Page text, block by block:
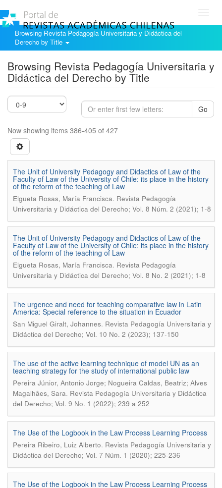
Browsing Revista Pedagogía Universitaria y Didáctica del
Derecho by Title
Browsing Revista Pedagogía Universitaria y
Didáctica del Derecho by Title
Go
Now showing items 386-405 of 427
The Unit of University Pedagogy and Didactics of Law of the
Faculty of Law of the University of Chile: its place in the history
of the reform of the teaching of Law
Elgueta Rosas, María Francisca. Revista Pedagogía
Universitaria y Didáctica del Derecho; Vol. 8 Núm. 2 (2021); 1-8
The Unit of University Pedagogy and Didactics of Law of the
Faculty of Law of the University of Chile: its place in the history
of the reform of the teaching of Law
Elgueta Rosas, María Francisca. Revista Pedagogía
Universitaria y Didáctica del Derecho; Vol. 8 No. 2 (2021); 1-8
The urgence and need for teaching comparative law in Latin
America: Special reference to the situation in Ecuador
San Miguel Giralt, Johannes. Revista Pedagogía Universitaria y
Didáctica del Derecho; Vol. 10 No. 2 (2023); 137-150
The use of the active learning technique of model UN as an
teaching strategy for the study of international public law
Pereira Júnior, Antonio Jorge; Nogueira Caldas, Beatriz; Alves
Magalhães, Sara. Revista Pedagogía Universitaria y Didáctica
del Derecho; Vol. 9 No. 1 (2022); 239 a 252
The Use of the Logbook in the Law Process Learning Process
Pereira Ribeiro, Luiz Alberto. Revista Pedagogía Universitaria y
Didáctica del Derecho; Vol. 7 Núm. 1 (2020); 225-236
The Use of the Logbook in the Law Process Learning Process